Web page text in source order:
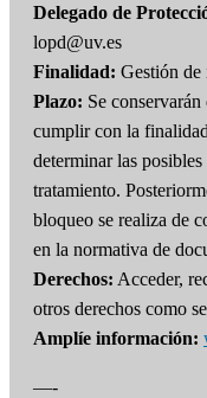
Delegado de
lopd@uv.es
Finalidad: Gestión
Plazo: Se
cumplir con la
determinar las
tratamiento.
bloqueo se realiza de
en la normativa de
Derechos: Acceder,
otros derechos como
Amplíe información:
—-